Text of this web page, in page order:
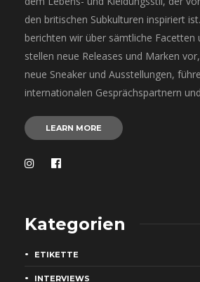
den britischen Subkulturen inspiriert
berichten wir über sämtliche Facetten
stellen neue Releases und Marken
neue Sneaker und Ausstellungen,
internationalen Gesprächspartnern
LEARN MORE
Kategorien
ETIKETTE
INTERVIEWS